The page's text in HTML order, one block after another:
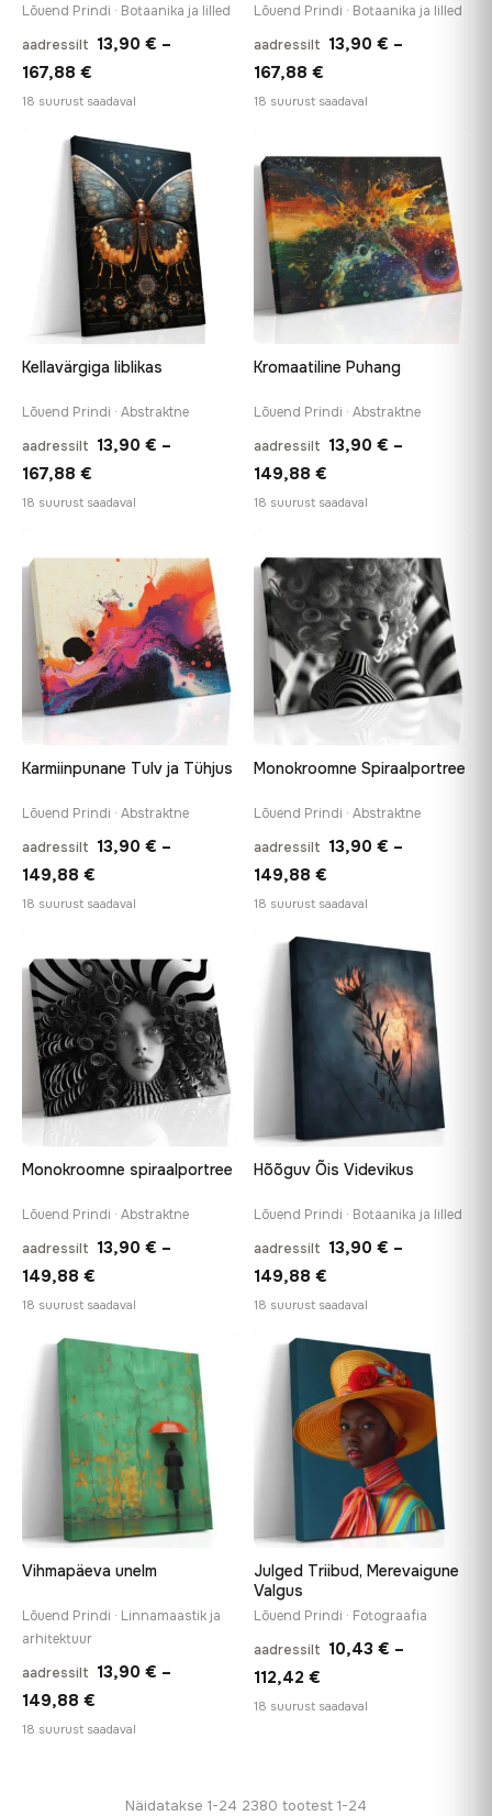
Lõuend Prindi · Botaanika ja lilled
aadressilt 13,90 € –
167,88 €
13,90 €
167,88 €
18 suurust saadaval
Lõuend Prindi · Botaanika ja lilled
aadressilt 13,90 € –
167,88 €
13,90 €
167,88 €
18 suurust saadaval
Kellavärgiga liblikas
Lõuend Prindi · Abstraktne
aadressilt 13,90 € –
167,88 €
13,90 €
167,88 €
18 suurust saadaval
♡
Kromaatiline Puhang
Lõuend Prindi · Abstraktne
aadressilt 13,90 € –
149,88 €
13,90 €
149,88 €
18 suurust saadaval
♡
Karmiinpunane Tulv ja Tühjus
Lõuend Prindi · Abstraktne
aadressilt 13,90 € –
149,88 €
13,90 €
149,88 €
18 suurust saadaval
♡
Monokroomne Spiraalportree
Lõuend Prindi · Abstraktne
aadressilt 13,90 € –
149,88 €
13,90 €
149,88 €
18 suurust saadaval
♡
Monokroomne spiraalportree
Lõuend Prindi · Abstraktne
aadressilt 13,90 € –
149,88 €
13,90 €
149,88 €
18 suurust saadaval
♡
Hõõguv Õis Videvikus
Lõuend Prindi · Botaanika ja lilled
aadressilt 13,90 € –
149,88 €
13,90 €
149,88 €
18 suurust saadaval
♡
Vihmapäeva unelm
Lõuend Prindi · Linnamaastik ja
arhitektuur
aadressilt 13,90 € –
149,88 €
13,90 €
18 suurust saadaval
♡
−9%
Julged Triibud, Merevaigune
Valgus
Lõuend Prindi · Fotograafia
aadressilt 10,43 € –
112,42 €
10,43 €
18 suurust saadaval
Näidatakse 1-24 2380 tootest 1-24